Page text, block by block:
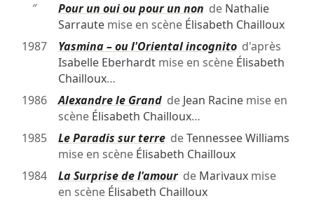
″
Pour un oui ou pour un non de Nathalie
Sarrautemise en scène Élisabeth Chailloux
1987
Yasmina – ou l'Oriental incognitod'après
Isabelle Eberhardtmise en scène Élisabeth
Chailloux…
1986
Alexandre le Grandde Jean Racinemise en
scène Élisabeth Chailloux…
1985
Le Paradis sur terredeTennessee Williams
mise en scène Élisabeth Chailloux
1984
La Surprise de l'amourde Marivauxmise
en scène Élisabeth Chailloux